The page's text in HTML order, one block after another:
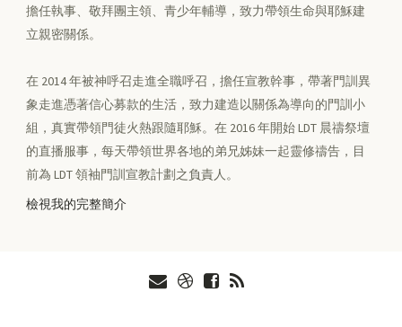
擔任執事、敬拜團主領、青少年輔導，致力帶領生命與耶穌建
立親密關係。
在 2014 年被神呼召走進全職呼召，擔任宣教幹事，帶著門訓異
象走進憑著信心募款的生活，致力建造以關係為導向的門訓小
組，真實帶領門徒火熱跟隨耶穌。在 2016 年開始 LDT 晨禱祭壇
的直播服事，每天帶領世界各地的弟兄姊妹一起靈修禱告，目
前為 LDT 領袖門訓宣教計劃之負責人。
檢視我的完整簡介